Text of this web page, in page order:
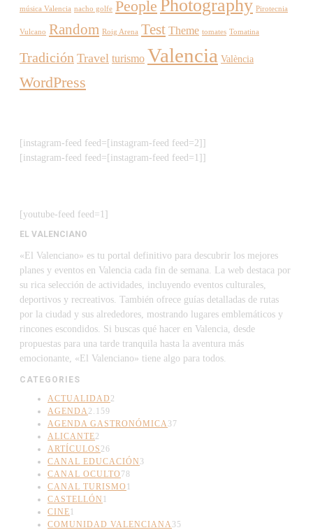
música Valencia nacho golfe People Photography Pirotecnia
Vulcano Random Roig Arena Test Theme tomates Tomatina
Tradición Travel turismo Valencia València
WordPress
[instagram-feed feed=[instagram-feed feed=2]]
[instagram-feed feed=[instagram-feed feed=1]]
[youtube-feed feed=1]
EL VALENCIANO
«El Valenciano» es tu portal definitivo para descubrir los mejores
planes y eventos en Valencia cada fin de semana. La web destaca por
su rica selección de actividades, incluyendo eventos culturales,
deportivos y recreativos. También ofrece guías detalladas de rutas
por la ciudad y sus alrededores, mostrando lugares emblemáticos y
rincones escondidos. Si buscas qué hacer en Valencia, desde
propuestas para una tarde tranquila hasta la aventura más
emocionante, «El Valenciano» tiene algo para todos.
CATEGORIES
ACTUALIDAD 2
AGENDA2.159
AGENDA GASTRONÓMICA37
ALICANTE2
ARTÍCULOS 26
CANAL EDUCACIÓN 3
CANAL OCULTO 78
CANAL TURISMO 1
CASTELLÓN 1
CINE1
COMUNIDAD VALENCIANA35